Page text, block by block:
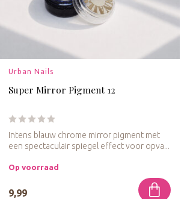
Urban Nails
Super Mirror Pigment 12
Intens blauw chrome mirror pigment met
een spectaculair spiegel effect voor opva...
Op voorraad
9,99